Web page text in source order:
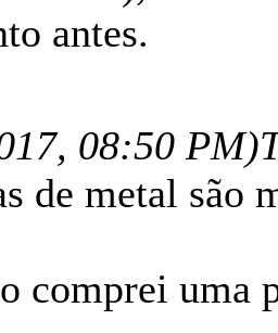
antes.
08:50 PM)
de metal são
comprei uma